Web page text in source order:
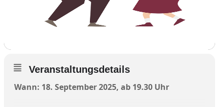
Veranstaltungsdetails
Wann: 18. September 2025, ab 19.30 Uhr